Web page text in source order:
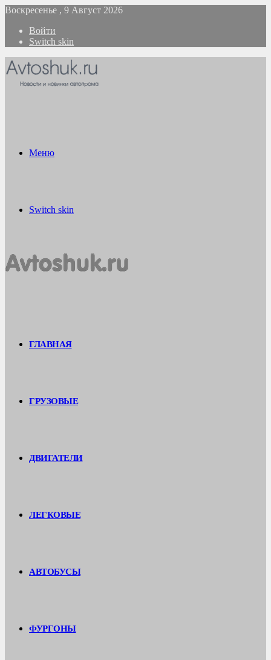
Воскресенье , 9 Август 2026
Войти
Switch skin
Меню
Switch skin
ГЛАВНАЯ
ГРУЗОВЫЕ
ДВИГАТЕЛИ
ЛЕГКОВЫЕ
АВТОБУСЫ
ФУРГОНЫ